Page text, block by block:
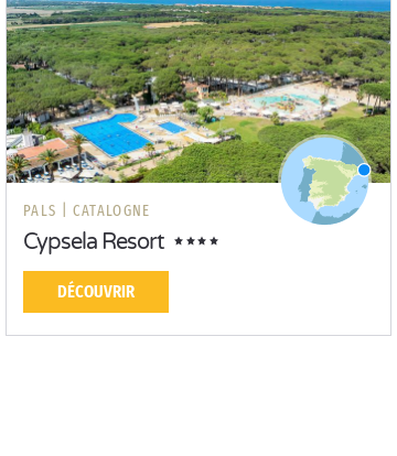
PALS | CATALOGNE
Cypsela Resort
DÉCOUVRIR